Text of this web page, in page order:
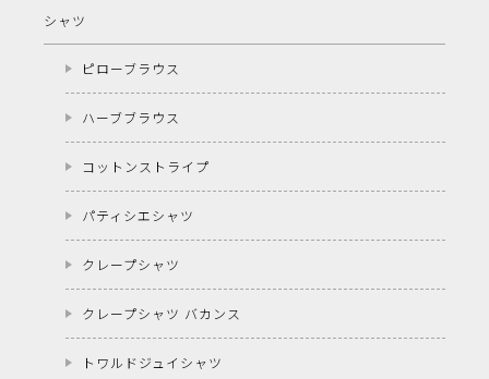
シャツ
ピローブラウス
ハーブブラウス
コットンストライプ
パティシエシャツ
クレープシャツ
クレープシャツ バカンス
トワルドジュイシャツ